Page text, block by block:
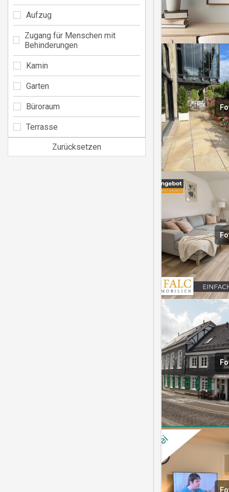
Aufzug
Zugang für Menschen mit
Behinderungen
Kamin
Garten
Büroraum
Terrasse
Zurücksetzen